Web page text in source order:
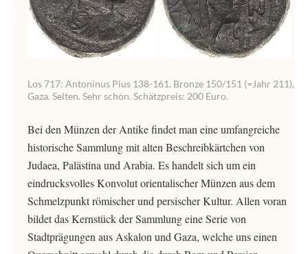
Los 717: Antoninus Pius 138-161. Bronze 150/151 (=Jahr 211),
Gaza. Selten. Sehr schön. Schätzpreis: 200 Euro.
Bei den Münzen der Antike findet man eine umfangreiche
historische Sammlung mit alten Beschreibkärtchen von
Judaea, Palästina und Arabia. Es handelt sich um ein
eindrucksvolles Konvolut orientalischer Münzen aus dem
Schmelzpunkt römischer und persischer Kultur. Allen voran
bildet das Kernstück der Sammlung eine Serie von
Stadtprägungen aus Askalon und Gaza, welche uns einen